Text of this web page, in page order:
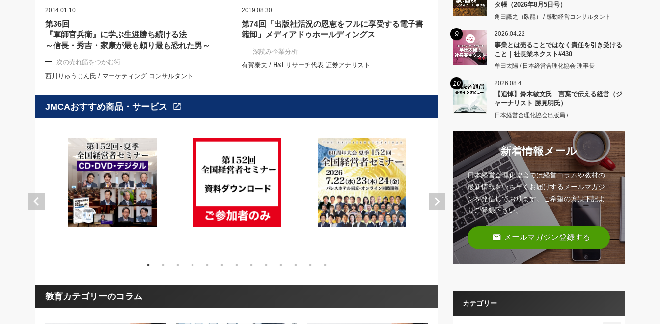
2014.01.10
第36回
『軍師官兵衛』に学ぶ生涯勝ち続ける法
～信長・秀吉・家康が最も頼り最も恐れた男～
次の売れ筋をつかむ術
西川りゅうじん氏 / マーケティング コンサルタント
2019.08.30
第74回「出版社活況の恩恵をフルに享受する電子書
籍卸」メディアドゥホールディングス
深読み企業分析
有賀泰夫 / H&Lリサーチ代表 証券アナリスト
JMCAおすすめ商品・サービス open_in_new
教育カテゴリーのコラム
タ帳（2026年8月5日号）
角田識之（臥龍） / 感動経営コンサルタント
9 2026.04.22
事業とは売ることではなく責任を引き受ける
こと｜社長業ネクスト#430
牟田太陽 / 日本経営合理化協会 理事長
10 2026.08.4
【追悼】鈴木敏文氏 言葉で伝える経営（ジ
ャーナリスト 勝見明氏）
日本経営合理化協会出版局 /
新着情報メール
日本経営合理化協会では経営コラムや教材の
最新情報をいち早くお届けするメールマガジ
ンを発信しております。ご希望の方は下記よ
りご登録下さい。
email メールマガジン登録する
カテゴリー